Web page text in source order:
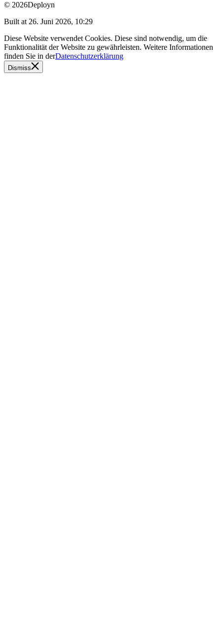
© 2026Deployn
Built at 26. Juni 2026, 10:29
Diese Website verwendet Cookies. Diese sind notwendig, um die
Funktionalität der Website zu gewährleisten. Weitere Informationen
finden Sie in derDatenschutzerklärung
Dismiss